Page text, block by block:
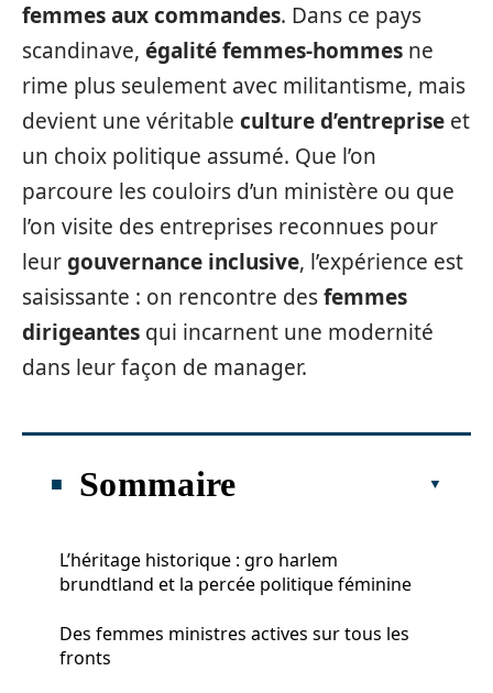
femmes aux commandes. Dans ce pays
scandinave, égalité femmes-hommes ne
rime plus seulement avec militantisme, mais
devient une véritable culture d’entreprise et
un choix politique assumé. Que l’on
parcoure les couloirs d’un ministère ou que
l’on visite des entreprises reconnues pour
leurgouvernance inclusive, l’expérience est
saisissante : on rencontre desfemmes
dirigeantes qui incarnent une modernité
dans leur façon de manager.
Sommaire
L’héritage historique : gro harlem
brundtland et la percée politique féminine
Des femmes ministres actives sur tous les
fronts